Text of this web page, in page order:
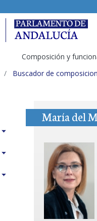
Composición y
Buscador de
María del